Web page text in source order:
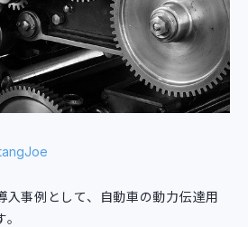
入事例として、自動車の動力伝達用